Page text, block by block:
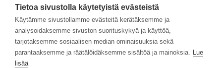
kevytyrittäjyys ja muut työelämän
asiantuntijapalvelumme tarjoavat monipuolisimmat keinot
työn ja tekijöiden kohtaamiseen.
Haluamme rakentaa monimuotoista ja yhdenvertaista
Eezyä. Toivomme hakemuksia kaikenlaisista taustoista
tulevilta päteviltä hakijoilta. Noudatamme aina tasa-
Tietoa sivustolla käytetyistä evästeistä
Käytämme sivustollamme evästeitä kerätäksemme ja
analysoidaksemme sivuston suorituskykyä ja käyttöä,
tarjotaksemme sosiaalisen median ominaisuuksia sekä
parantaaksemme ja räätälöidäksemme sisältöä ja mainoksia. Lue
lisää